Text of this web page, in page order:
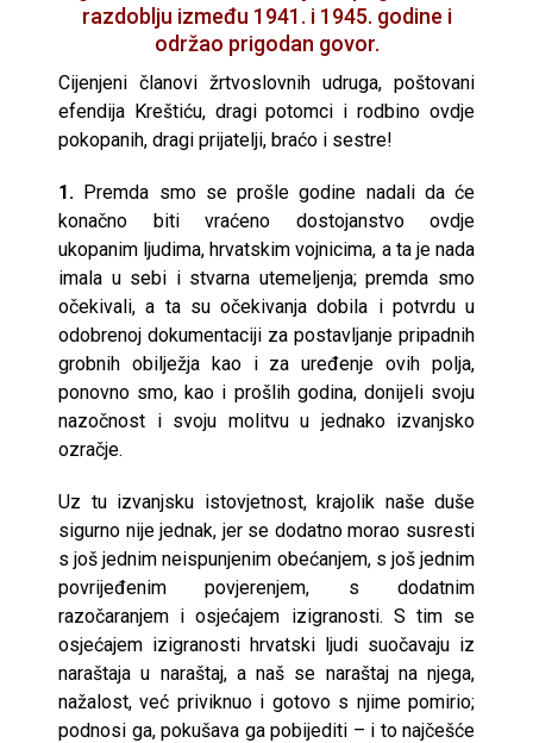
razdoblju između 1941. i 1945. godine i
održao prigodan govor.
Cijenjeni članovi žrtvoslovnih udruga, poštovani
efendija Kreštiću, dragi potomci i rodbino ovdje
pokopanih, dragi prijatelji, braćo i sestre!
1. Premda smo se prošle godine nadali da će
konačno biti vraćeno dostojanstvo ovdje
ukopanim ljudima, hrvatskim vojnicima, a ta je nada
imala u sebi i stvarna utemeljenja; premda smo
očekivali, a ta su očekivanja dobila i potvrdu u
odobrenoj dokumentaciji za postavljanje pripadnih
grobnih obilježja kao i za uređenje ovih polja,
ponovno smo, kao i prošlih godina, donijeli svoju
nazočnost i svoju molitvu u jednako izvanjsko
ozračje.
Uz tu izvanjsku istovjetnost, krajolik naše duše
sigurno nije jednak, jer se dodatno morao susresti
s još jednim neispunjenim obećanjem, s još jednim
povrijeđenim povjerenjem, s dodatnim
razočaranjem i osjećajem izigranosti. S tim se
osjećajem izigranosti hrvatski ljudi suočavaju iz
naraštaja u naraštaj, a naš se naraštaj na njega,
nažalost, već priviknuo i gotovo s njime pomirio;
podnosi ga, pokušava ga pobijediti – i to najčešće